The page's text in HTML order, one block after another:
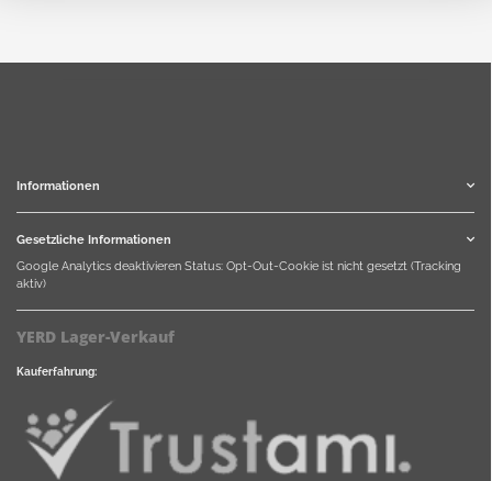
Informationen
Gesetzliche Informationen
Google Analytics deaktivieren Status: Opt-Out-Cookie ist nicht gesetzt (Tracking
aktiv)
YERD Lager-Verkauf
Kauferfahrung: